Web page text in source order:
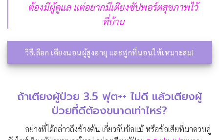
ต้องมีผู้ดูแล แต่อยากมีเตียงซัปพอร์ตสุขภาพไว้
ที่บ้าน
วิธีเลือก เตียงนอนผู้สูงอายุ และฟูกที่นอนให้เหมาะสม!
ถ้าเตียงผู้ป่วย 3.5 ฟุต++ ไม่ดี แล้วเตียงผู้
ป่วยที่ดีต้องขนาดเท่าไหร่?
อย่างที่ได้กล่าวถึงข้างต้น เกี่ยวกับข้อแม้ หรือข้อเสียที่มาควบคู่